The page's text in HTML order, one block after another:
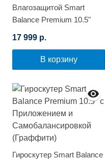
Влагозащитой Smart
Balance Premium 10.5"
17 999 р.
В корзину
Гироскутер Smart Balance